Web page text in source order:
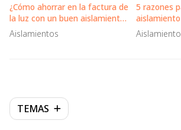
TEMAS
¿Cómo ahorrar en la factura de
la luz con un buen aislamiento
en tu vivienda?
Aislamientos
5 razones
otoño